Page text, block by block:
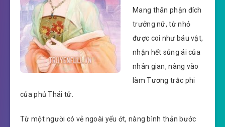
Mang thân phận đích
trưởng nữ, từ nhỏ
được coi như báu vật,
nhận hết sủng ái của
nhân gian, nàng vào
làm Tương trắc phi
của phủ Thái tử.
Từ một người có vẻ ngoài yếu ớt, nàng bình thản bước